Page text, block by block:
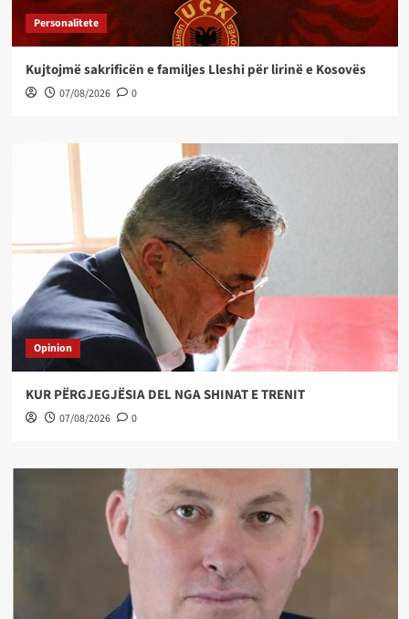
Personalitete
Kujtojmë sakrificën e familjes Lleshi për lirinë e Kosovës
07/08/2026 0
Opinion
KUR PËRGJEGJËSIA DEL NGA SHINAT E TRENIT
07/08/2026 0